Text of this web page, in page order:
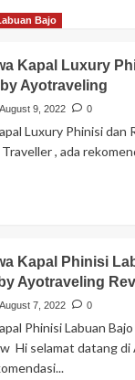
Bajo
Kapal Luxury
Ayotraveling
August 9, 2022 0
Luxury Phinisi dan
, ada
Kapal Phinisi
Ayotraveling
August 7, 2022 0
Phinisi Labuan
Hi selamat datang di